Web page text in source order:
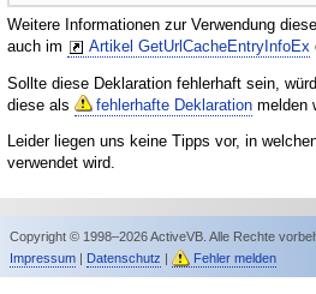
Weitere Informationen zur Verwendung
auch im
Artikel GetUrlCacheEntryInfoEx
Sollte diese Deklaration fehlerhaft sein,
diese als
fehlerhafte Deklaration melden
Leider liegen uns keine Tipps vor, in
verwendet wird.
Copyright © 1998–2026 ActiveVB. Alle Rechte
Impressum| Datenschutz | Fehler melden